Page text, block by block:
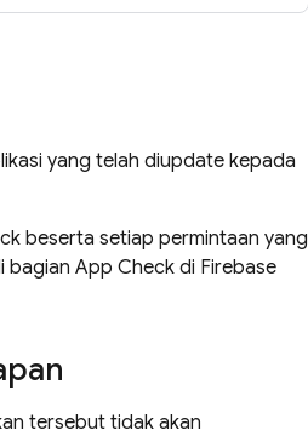
yang telah diupdate kepada
beserta setiap permintaan yang
bagian App Check di Firebase
tersebut tidak akan